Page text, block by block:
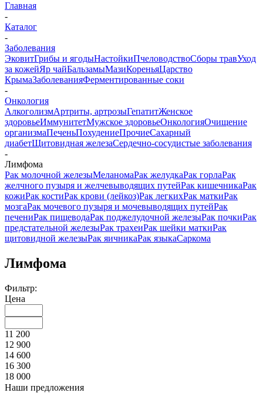
Главная
-
Каталог
-
Заболевания
ЭковитГрибы и ягодыНастойкиПчеловодствоСборы травУход
за кожейЯр чайБальзамыМазиКореньяЦарство
КрымаЗаболеванияФерментированные соки
-
Онкология
АлкоголизмАртриты, артрозыГепатитЖенское
здоровьеИммунитетМужское здоровьеОнкологияОчищение
организмаПеченьПохудениеПрочиеСахарный
диабетЩитовидная железаСердечно-сосудистые заболевания
-
Лимфома
Pак молочной железыМеланомаРак желудкаРак горлаРак
желчного пузыря и желчевыводящих путейРак кишечникаРак
кожиРак костиРак крови (лейкоз)Рак легкихРак маткиРак
мозгаРак мочевого пузыря и мочевыводящих путейРак
печениРак пищеводаРак поджелудочной железыРак почкиРак
предстательной железыРак трахеиРак шейки маткиРак
щитовидной железыРак яичникаРак языкаСаркома
Лимфома
Фильтр:
Цена
11 200
12 900
14 600
16 300
18 000
Наши предложения